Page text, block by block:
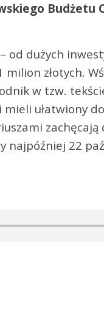
Budżetu
od dużych
milion złotych.
w tzw.
mieli ułatwiony
zachęcają
najpóźniej 22